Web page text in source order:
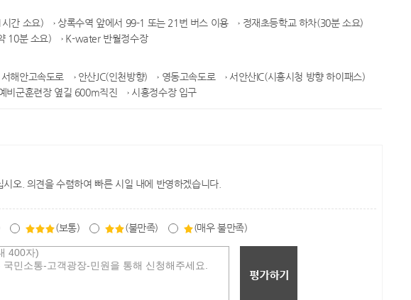
간 소요) → 상록수역 앞에서 99-1 또는 21번 버스 이용 → 정재초등학교 하차(30분 소요)
10분 소요) → K-water 반월정수장
해안고속도로 → 안산JC(인천방향) → 영동고속도로 → 서안산IC(시흥시청 방향 하이패스)
비군훈련장 옆길 600m직진 → 시흥정수장 입구
오. 의견을 수렴하여 빠른 시일 내에 반영하겠습니다.
(보통) (불만족) (매우 불만족)